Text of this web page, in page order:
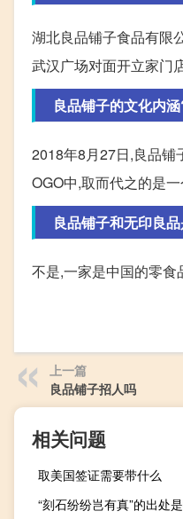
湖北良品铺子食品有限
武汉广场对面开立家门
良品铺子的文化内
2018年8月27日,良品铺
OGO中,取而代之的是一
良品铺子和无印良
不是,一家是中国的零
上一篇
良品铺子招人吗
相关问题
取美国签证需要带什么
“刻石纷纷岂有真”的出处